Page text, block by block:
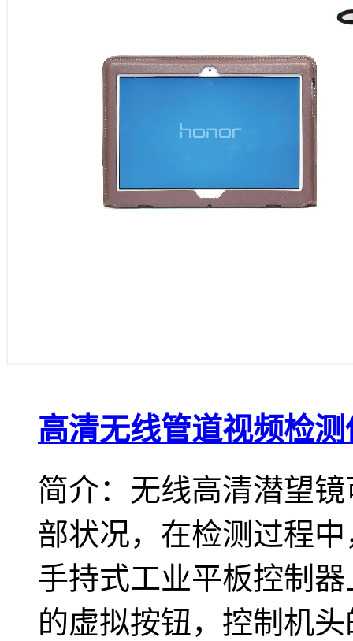
高清无线管道视频检
简介：无线高清潜望
部状况，在检测过程
手持式工业平板控制
的虚拟按钮，控制机